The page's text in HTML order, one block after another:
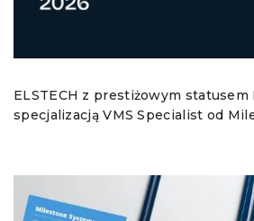
ELSTECH z prestiżowym
specjalizacją VMS Specialist od